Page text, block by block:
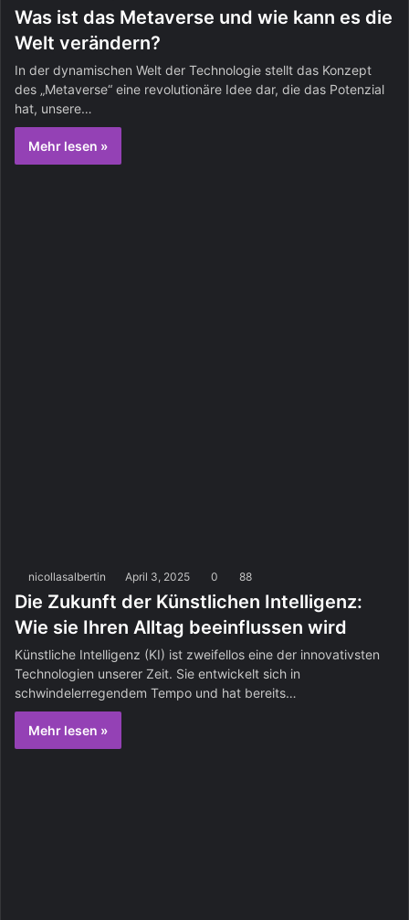
Was ist das Metaverse und wie kann es die
Welt verändern?
In der dynamischen Welt der Technologie stellt das Konzept
des „Metaverse“ eine revolutionäre Idee dar, die das Potenzial
hat, unsere…
Mehr lesen »
nicollasalbertin April 3, 2025 0 88
Die Zukunft der Künstlichen Intelligenz:
Wie sie Ihren Alltag beeinflussen wird
Künstliche Intelligenz (KI) ist zweifellos eine der innovativsten
Technologien unserer Zeit. Sie entwickelt sich in
schwindelerregendem Tempo und hat bereits…
Mehr lesen »